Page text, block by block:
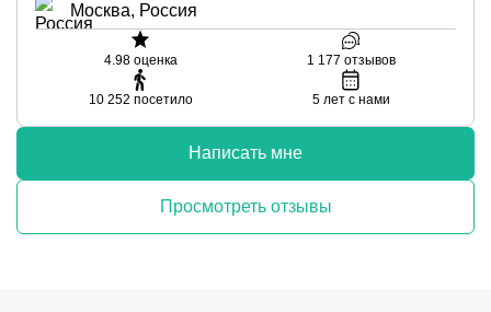
Москва, Россия
4.98оценка 1 177 отзывов
10 252 посетило 5 лет с нами
Написать мне
Просмотреть отзывы